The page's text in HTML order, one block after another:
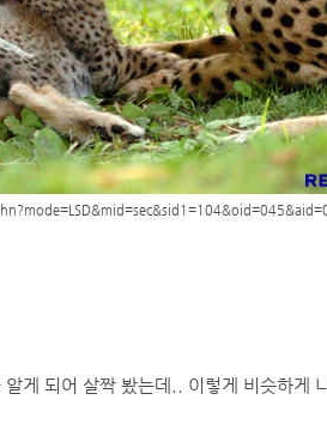
게 되어 살짝 봤는데.. 이렇게 비슷하게